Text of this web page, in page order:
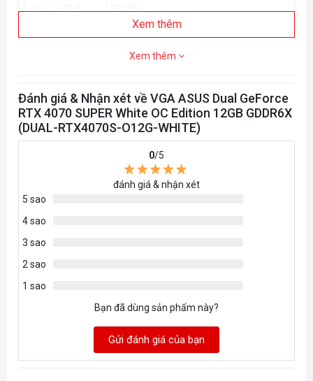
Lõi CUDA 7680
192-bit
Độ phân giải
Digital Max Resolution 7680 x
4320
Yes x 1 (Native HDMI 2.1a)
Yes x 3 (Native DisplayPort 1.4a)
750W
1 x 16-pin
Xem thêm
Xem thêm
Đánh giá & Nhận xét về VGA ASUS Dual GeForce
RTX 4070 SUPER White OC Edition 12GB GDDR6X
(DUAL-RTX4070S-O12G-WHITE)
0/5
đánh giá & nhận xét
5 sao
4 sao
3 sao
2 sao
1 sao
Bạn đã dùng sản phẩm này?
Gửi đánh giá của bạn